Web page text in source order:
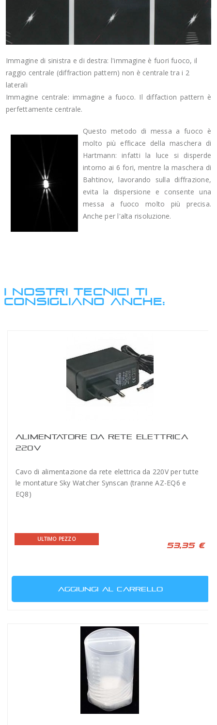
Immagine di sinistra e di destra: l'immagine è fuori fuoco, il
raggio centrale (diffraction pattern) non è centrale tra i 2
laterali
Immagine centrale: immagine a fuoco. Il diffaction pattern è
perfettamente centrale.
Questo metodo di messa a fuoco è
molto più efficace della maschera di
Hartmann: infatti la luce si disperde
intorno ai 6 fori, mentre la maschera di
Bahtinov, lavorando sulla diffrazione,
evita la dispersione e consente una
messa a fuoco molto più precisa.
Anche per l'alta risoluzione.
I NOSTRI TECNICI TI
CONSIGLIANO ANCHE:
ALIMENTATORE DA RETE ELETTRICA
220V
Cavo di alimentazione da rete elettrica da 220V per tutte
le montature Sky Watcher Synscan (tranne AZ-EQ6 e
EQ8)
ULTIMO PEZZO
53,35 €
AGGIUNGI AL CARRELLO